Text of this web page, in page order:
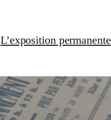
L’exposition permanente